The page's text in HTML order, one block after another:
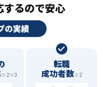
するので安心
※2※3
転職
成功者数※2